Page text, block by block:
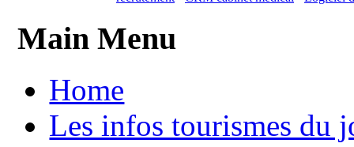
Main Menu
Home
Les infos tourismes du